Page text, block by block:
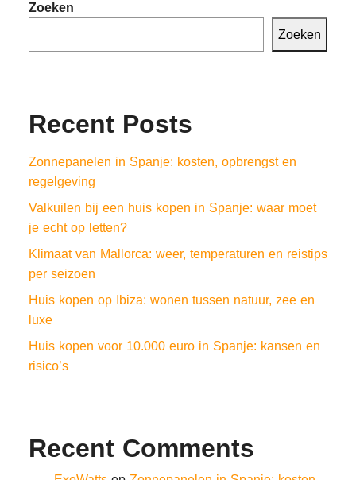
Zoeken
Zoeken
Recent Posts
Zonnepanelen in Spanje: kosten, opbrengst en
regelgeving
Valkuilen bij een huis kopen in Spanje: waar moet
je echt op letten?
Klimaat van Mallorca: weer, temperaturen en reistips
per seizoen
Huis kopen op Ibiza: wonen tussen natuur, zee en
luxe
Huis kopen voor 10.000 euro in Spanje: kansen en
risico’s
Recent Comments